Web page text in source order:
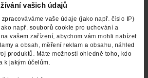
vašich údajů
zpracováváme vaše údaje (jako např. číslo IP)
např. souborů cookie pro uchování a
vašem zařízení, abychom vám mohli nabízet
a obsah, měření reklam a obsahu, náhled
produktů. Máte možnosti ohledně toho, kdo
k jakým účelům.
35/38 Ťapky béžové 39/42